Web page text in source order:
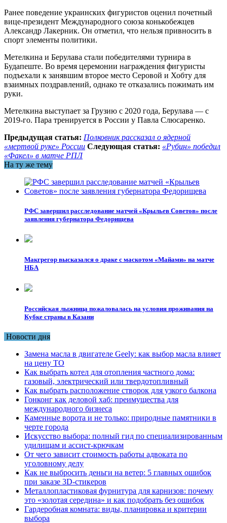
Ранее поведение украинских фигуристов оценил почетный
вице-президент Международного союза конькобежцев
Александр Лакерник. Он отметил, что нельзя привносить в
спорт элементы политики.
Метелкина и Берулава стали победителями турнира в
Будапеште. Во время церемонии награждения фигуристы
подъехали к занявшим второе место Серовой и Хобту для
взаимных поздравлений, однако те отказались пожимать им
руки.
Метелкина выступает за Грузию с 2020 года, Берулава — с
2019-го. Пара тренируется в России у Павла Слюсаренко.
Предыдущая статья: Полковник рассказал о ядерной
«мертвой руке» России Следующая статья: «Рубин» победил
«Факел» в матче РПЛ
На ту же тему
РФС завершил расследование матчей «Крыльев Советов» после
заявления губернатора Федорищева
Макгрегор высказался о драке с маскотом «Майами» на матче
НБА
Российская лыжница пожаловалась на условия проживания на
Кубке страны в Казани
Новости дня
Замена масла в двигателе Geely: как выбор масла влияет
на цену ТО
Как выбрать котел для отопления частного дома:
газовый, электрический или твердотопливный
Как выбрать расположение створок для узкого балкона
Гонконг как деловой хаб: преимущества для
международного бизнеса
Каменные ворота и не только: природные памятники в
черте города
Искусство выбора: полный гид по специализированным
удилищам и ассист-крючкам
От чего зависит стоимость работы адвоката по
уголовному делу
Как не выбросить деньги на ветер: 5 главных ошибок
при заказе 3D-стикеров
Металлопластиковая фурнитура для карнизов: почему
это «золотая середина» и как подобрать без ошибок
Гардеробная комната: виды, планировка и критерии
выбора